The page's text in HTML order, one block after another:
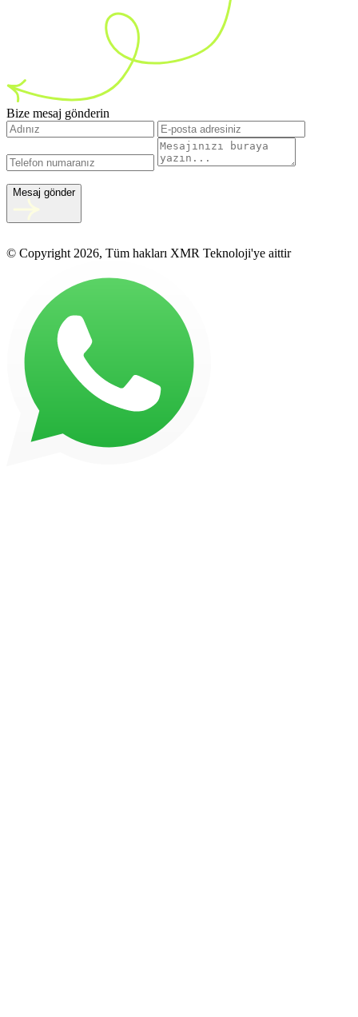
Bize mesaj gönderin
Mesaj gönder
© Copyright 2026, Tüm hakları XMR Teknoloji'ye aittir